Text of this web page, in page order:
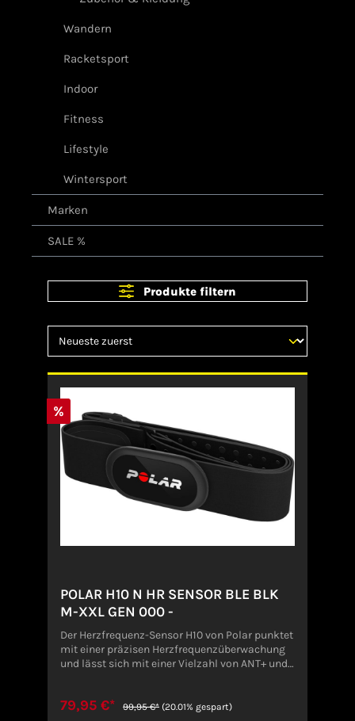
Wandern
Racketsport
Indoor
Fitness
Lifestyle
Wintersport
Marken
SALE %
Produkte filtern
%
POLAR H10 N HR SENSOR BLE BLK
M-XXL GEN 000 -
Der Herzfrequenz-Sensor H10 von Polar punktet
mit einer präzisen Herzfrequenzüberwachung
und lässt sich mit einer Vielzahl von ANT+ und
höher, mit iOS 11 oder höher. Android-
79,95 €* 99,95 €* (20.01% gespart)